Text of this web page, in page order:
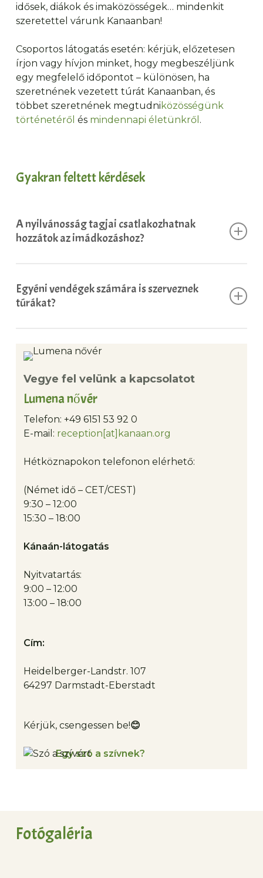
idősek, diákok és imaközösségek… mindenkit
szeretettel várunk Kanaanban!
Csoportos látogatás esetén: kérjük, előzetesen
írjon vagy hívjon minket, hogy megbeszéljünk
egy megfelelő időpontot – különösen, ha
szeretnének vezetett túrát Kanaanban, és
többet szeretnének megtudni közösségünk
történetéről és mindennapi életünkről .
Gyakran feltett kérdések
A nyilvánosság tagjai csatlakozhatnak
hozzátok az imádkozáshoz?
az anyaházkápolnájában
(télen) vagy a Herald-
kápolnában (nyáron)
óráján, hogy megemlékezzünk szenvedéséről és
(vasárnapokon) feltámadásáról (15 perc)
Csütörtök, 7:45–8:45 : Imádság a városunk,
országunk és a világ aktuális szükségleteiért,
német nyelven)
Péntek 17:30: Bűnbánatiima
Péntek este, 19:15–21:00
Egyéni vendégek számára is szerveznek
túrákat?
először látogató vendégeket szívesen látjuk egy
vezetett túrán (érdemes előzetesen felvenni a
kapcsolatot a recepcióval).
Vegye fel velünk a kapcsolatot
Lumena nővér
Telefon: +49 6151 53 92 0
E-mail: reception[at]kanaan.org
Hétköznapokon telefonon elérhető:
(Német idő – CET/CEST)
9:30 – 12:00
15:30 – 18:00
Kánaán-látogatás
Nyitvatartás:
9:00 – 12:00
13:00 – 18:00
Cím:
Heidelberger-Landstr. 107
64297 Darmstadt-Eberstadt
Kérjük, csengessen be!😊
Egy szó a szívnek?
Fotógaléria